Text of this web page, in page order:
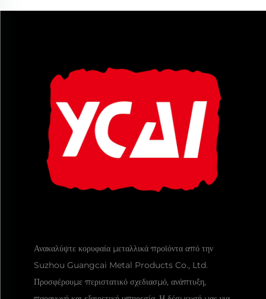
Ανακαλύψτε κορυφαία μεταλλικά προϊόντα από την
Suzhou Guangcai Metal Products Co., Ltd.
Προσφέρουμε περιστατικό σχεδιασμό, ανάπτυξη,